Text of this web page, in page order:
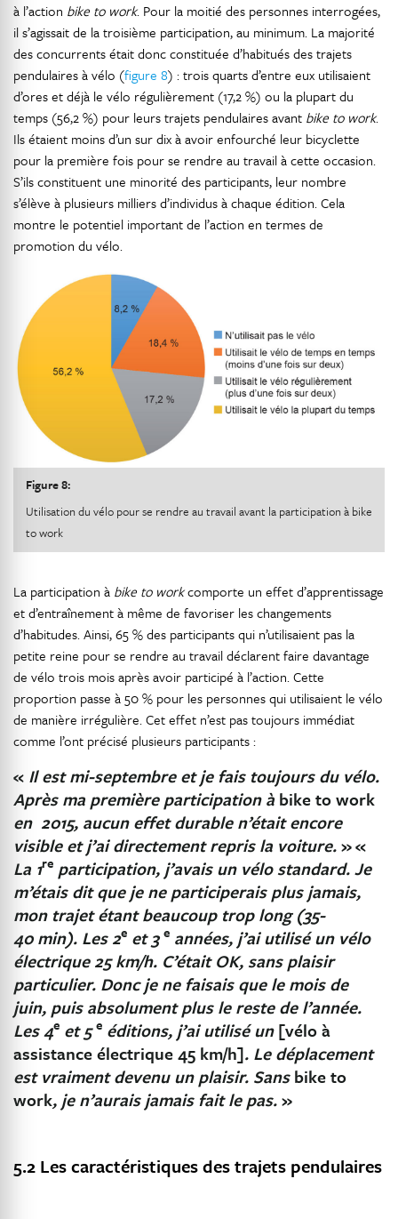
à l’action bike to work. Pour la moitié des personnes interrogées,
il s’agissait de la troisième participation, au minimum. La majorité
des concurrents était donc constituée d’habitués des trajets
pendulaires à vélo (figure 8) : trois quarts d’entre eux utilisaient
d’ores et déjà le vélo régulièrement (17,2 %) ou la plupart du
temps (56,2 %) pour leurs trajets pendulaires avant bike to work.
Ils étaient moins d’un sur dix à avoir enfourché leur bicyclette
pour la première fois pour se rendre au travail à cette occasion.
S’ils constituent une minorité des participants, leur nombre
s’élève à plusieurs milliers d’individus à chaque édition. Cela
montre le potentiel important de l’action en termes de
promotion du vélo.
Figure 8:
Utilisation du vélo pour se rendre au travail avant la participation à bike
to work
La participation à bike to workcomporte un effet d’apprentissage
et d’entraînement à même de favoriser les changements
d’habitudes. Ainsi, 65 % des participants qui n’utilisaient pas la
petite reine pour se rendre au travail déclarent faire davantage
de vélo trois mois après avoir participé à l’action. Cette
proportion passe à 50 % pour les personnes qui utilisaient le vélo
de manière irrégulière. Cet effet n’est pas toujours immédiat
comme l’ont précisé plusieurs participants :
« Il est mi-septembre et je fais toujours du vélo.
Après ma première participation à bike to work
en 2015, aucun effet durable n’était encore
visible et j’ai directement repris la voiture.»«
La 1re participation, j’avais un vélo standard. Je
m’étais dit que je ne participerais plus jamais,
mon trajet étant beaucoup trop long (35-
40 min). Les 2e et 3 e années, j’ai utilisé un vélo
électrique 25 km/h. C’était OK, sans plaisir
particulier. Donc je ne faisais que le mois de
juin, puis absolument plus le reste de l’année.
Les 4e et 5 e éditions, j’ai utilisé un[vélo à
assistance électrique 45 km/h]. Le déplacement
est vraiment devenu un plaisir. Sansbike to
work, je n’aurais jamais fait le pas.»
5.2 Les caractéristiques des trajets pendulaires